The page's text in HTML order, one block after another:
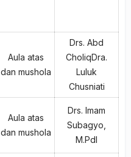
Aula atas
dan mushola
Drs. Abd
CholiqDra.
Luluk
Chusniati
Aula atas
dan mushola
Drs. Imam
Subagyo,
M.PdI